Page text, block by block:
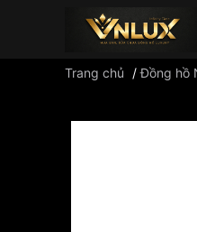
Trang chủ /Đồng hồ